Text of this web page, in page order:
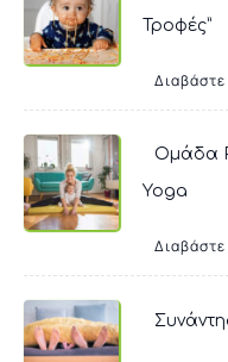
Τροφές”
Διαβάστε
Ομάδα
Yoga
Διαβάστε